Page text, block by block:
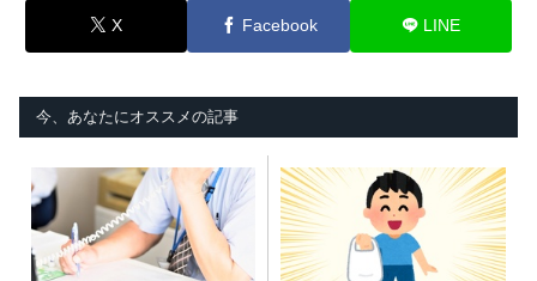
X Facebook LINE
今、あなたにオススメの記事